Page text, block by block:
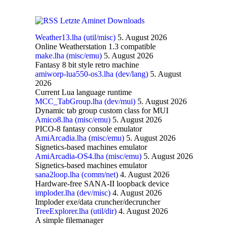
Letzte Aminet Downloads
Weather13.lha (util/misc) 5. August 2026
Online Weatherstation 1.3 compatible
make.lha (misc/emu) 5. August 2026
Fantasy 8 bit style retro machine
amiworp-lua550-os3.lha (dev/lang) 5. August
2026
Current Lua language runtime
MCC_TabGroup.lha (dev/mui) 5. August 2026
Dynamic tab group custom class for MUI
Amico8.lha (misc/emu) 5. August 2026
PICO-8 fantasy console emulator
AmiArcadia.lha (misc/emu) 5. August 2026
Signetics-based machines emulator
AmiArcadia-OS4.lha (misc/emu) 5. August 2026
Signetics-based machines emulator
sana2loop.lha (comm/net) 4. August 2026
Hardware-free SANA-II loopback device
imploder.lha (dev/misc) 4. August 2026
Imploder exe/data cruncher/decruncher
TreeExplorer.lha (util/dir) 4. August 2026
A simple filemanager